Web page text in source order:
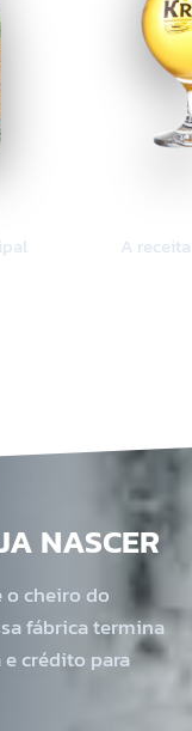
A
NASCER
o cheiro do
fábrica termina
crédito para